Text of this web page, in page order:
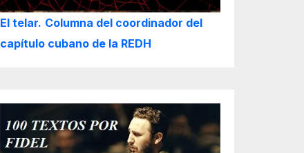
El telar. Columna del coordinador del
capítulo cubano de la REDH